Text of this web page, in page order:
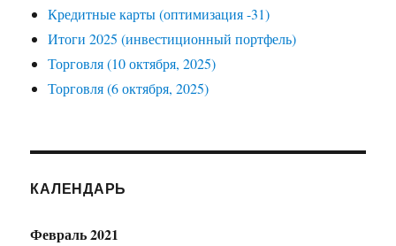
Кредитные карты (оптимизация -31)
Итоги 2025 (инвестиционный портфель)
Торговля (10 октября, 2025)
Торговля (6 октября, 2025)
КАЛЕНДАРЬ
Февраль 2021